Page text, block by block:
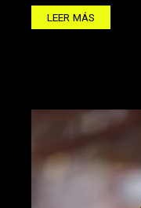
LEER MÁS